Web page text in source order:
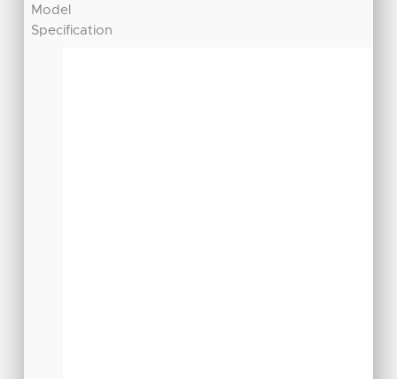
Model
Specification